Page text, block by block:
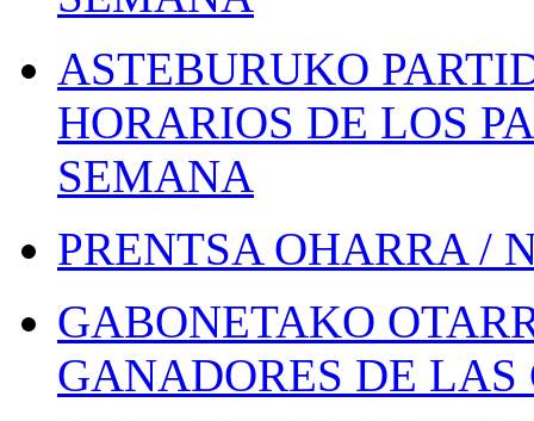
ASTEBURUKO
HORARIOS DE LOS
SEMANA
PRENTSA OHARRA /
GABONETAKO
GANADORES DE